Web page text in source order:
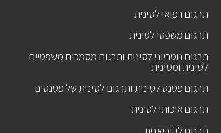
תרגום רפואי לסינית
תרגום משפטי לסינית
תרגום נוטריוני לסינית ותרגום מסמכים משפטיים
לסינית ומסינית
תרגום פטנט לסינית ותרגום לסינית של פטנטים
תרגום איכותי לסינית